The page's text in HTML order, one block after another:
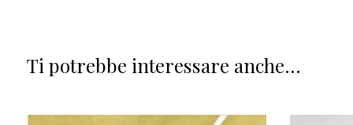
Ti potrebbe interessare anche...